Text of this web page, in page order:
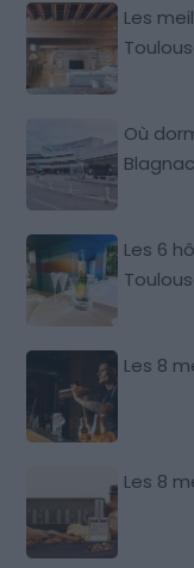
Les
Où
Les 6
Les 8
Les 8